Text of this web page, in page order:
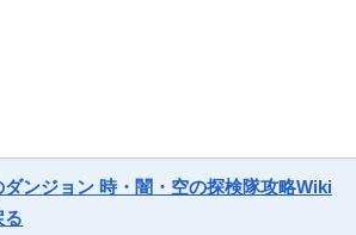
ンジョン 時・闇・空の探検隊攻略Wiki
る